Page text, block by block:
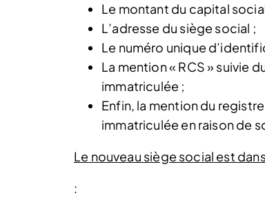
Le montant du capital
L’adresse du siège social ;
Le numéro unique
La mention « RCS » suivie
immatriculée ;
Enfin, la mention du
immatriculée en raison de
Le nouveau siège social est
: